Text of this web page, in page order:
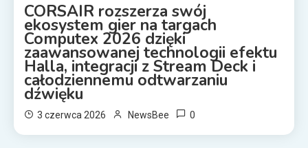
CORSAIR rozszerza swój
ekosystem gier na targach
Computex 2026 dzięki
zaawansowanej technologii efektu
Halla, integracji z Stream Deck i
całodziennemu odtwarzaniu
dźwięku
3 czerwca 2026 NewsBee 0